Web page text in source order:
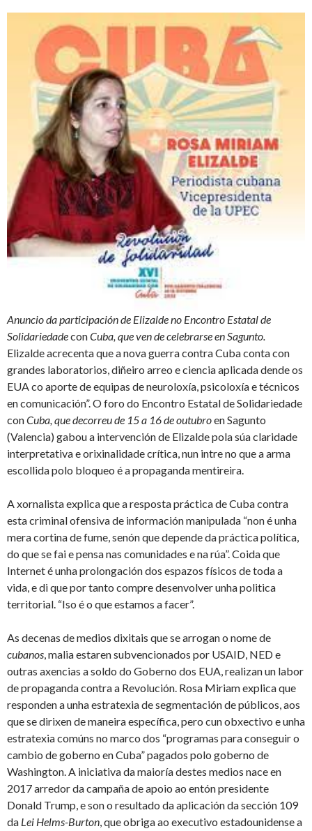
Anuncio da participación de Elizalde no Encontro Estatal de
SolidariedadeconCuba, que ven de celebrarse en Sagunto.
Elizalde acrecenta que a nova guerra contra Cuba conta con
grandes laboratorios, diñeiro arreo e ciencia aplicada dende os
EUA co aporte de equipas de neuroloxía, psicoloxía e técnicos
en comunicación”. O foro do Encontro Estatal de Solidariedade
conCuba, que decorreu de 15 a 16 de outubroen Sagunto
(Valencia) gabou a intervención de Elizalde pola súa claridade
interpretativa e orixinalidade crítica, nun intre no que a arma
escollida polo bloqueo é a propaganda mentireira.
A xornalista explica que a resposta práctica de Cuba contra
esta criminal ofensiva de información manipulada “non é unha
mera cortina de fume, senón que depende da práctica política,
do que se fai e pensa nas comunidades e na rúa”. Coida que
Internet é unha prolongación dos espazos físicos de toda a
vida, e di que por tanto compre desenvolver unha politica
territorial. “Iso é o que estamos a facer”.
As decenas de medios dixitais que se arrogan o nome de
cubanos, malia estaren subvencionados por USAID, NED e
outras axencias a soldo do Goberno dos EUA, realizan un labor
de propaganda contra a Revolución. Rosa Miriam explica que
responden a unha estratexia de segmentación de públicos, aos
que se dirixen de maneira específica, pero cun obxectivo e unha
estratexia comúns no marco dos “programas para conseguir o
cambio de goberno en Cuba” pagados polo goberno de
Washington. A iniciativa da maioría destes medios nace en
2017 arredor da campaña de apoio ao entón presidente
Donald Trump, e son o resultado da aplicación da sección 109
da Lei Helms-Burton, que obriga ao executivo estadounidense a